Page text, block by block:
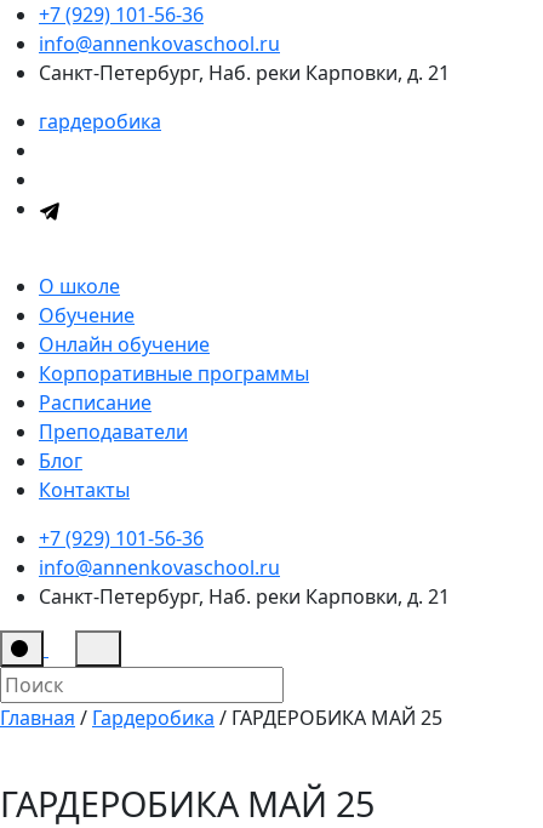
+7 (929) 101-56-36
info@annenkovaschool.ru
Санкт-Петербург, Наб. реки Карповки, д. 21
гардеробика
О школе
Обучение
Онлайн обучение
Корпоративные программы
Расписание
Преподаватели
Блог
Контакты
+7 (929) 101-56-36
info@annenkovaschool.ru
Санкт-Петербург, Наб. реки Карповки, д. 21
Главная / Гардеробика / ГАРДЕРОБИКА МАЙ 25
ГАРДЕРОБИКА МАЙ 25